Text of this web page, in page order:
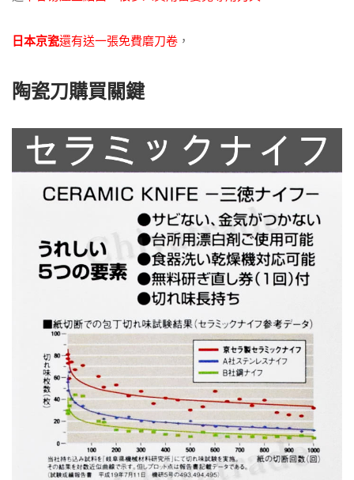
日本京瓷還有送一張免費磨刀卷 ，
陶瓷刀購買關鍵